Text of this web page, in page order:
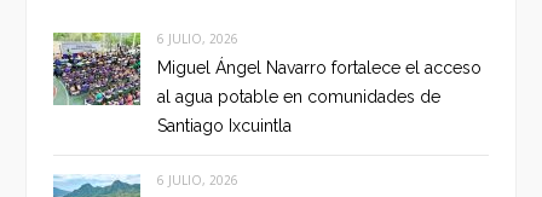
6 JULIO, 2026
Miguel Ángel Navarro fortalece el acceso
al agua potable en comunidades de
Santiago Ixcuintla
6 JULIO, 2026